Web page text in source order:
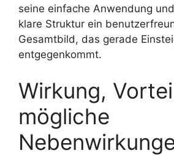
seine einfache Anwendung
klare Struktur ein
Gesamtbild, das gerade
entgegenkommt.
Wirkung,
mögliche